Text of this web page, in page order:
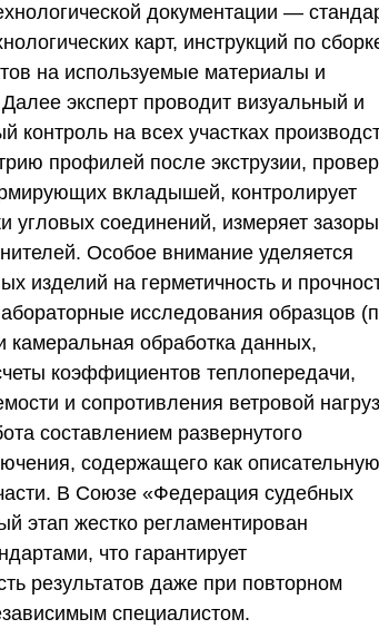
документации —
карт, инструкций по
на используемые материалы и
эксперт проводит визуальный и
контроль на всех участках
профилей после экструзии,
вкладышей, контролирует
угловых соединений, измеряет
Особое внимание уделяется
изделий на герметичность и
исследования образцов
камеральная обработка данных,
коэффициентов теплопередачи,
и сопротивления ветровой
составлением развернутого
содержащего как
В Союзе «Федерация судебных
этап жестко регламентирован
что гарантирует
результатов даже при повторном
специалистом.